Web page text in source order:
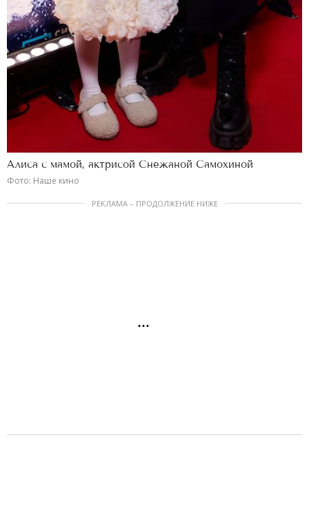
Алиса с мамой, актрисой Снежаной Самохиной
Фото: Наше кино
РЕКЛАМА – ПРОДОЛЖЕНИЕ НИЖЕ